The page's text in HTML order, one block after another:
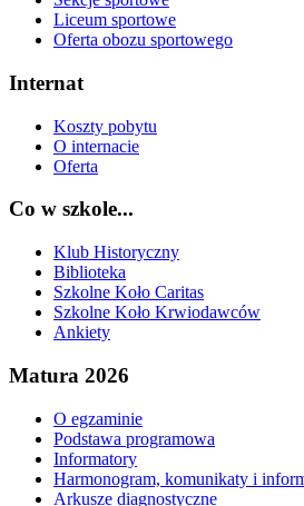
Liceum sportowe
Oferta obozu sportowego
Internat
Koszty pobytu
O internacie
Oferta
Co w szkole...
Klub Historyczny
Biblioteka
Szkolne Koło Caritas
Szkolne Koło Krwiodawców
Ankiety
Matura 2026
O egzaminie
Podstawa programowa
Informatory
Harmonogram, komunikaty i
Arkusze diagnostyczne